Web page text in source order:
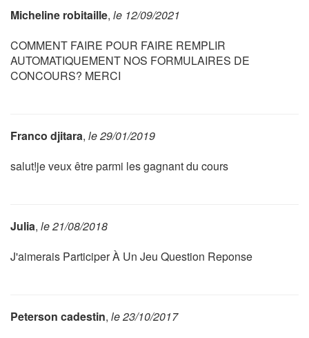
Micheline robitaille, le 12/09/2021
COMMENT FAIRE POUR FAIRE REMPLIR
AUTOMATIQUEMENT NOS FORMULAIRES DE
CONCOURS? MERCI
Franco djitara, le 29/01/2019
salut!je veux être parmi les gagnant du cours
Julia, le 21/08/2018
J'aimerais Participer À Un Jeu Question Reponse
Peterson cadestin, le 23/10/2017